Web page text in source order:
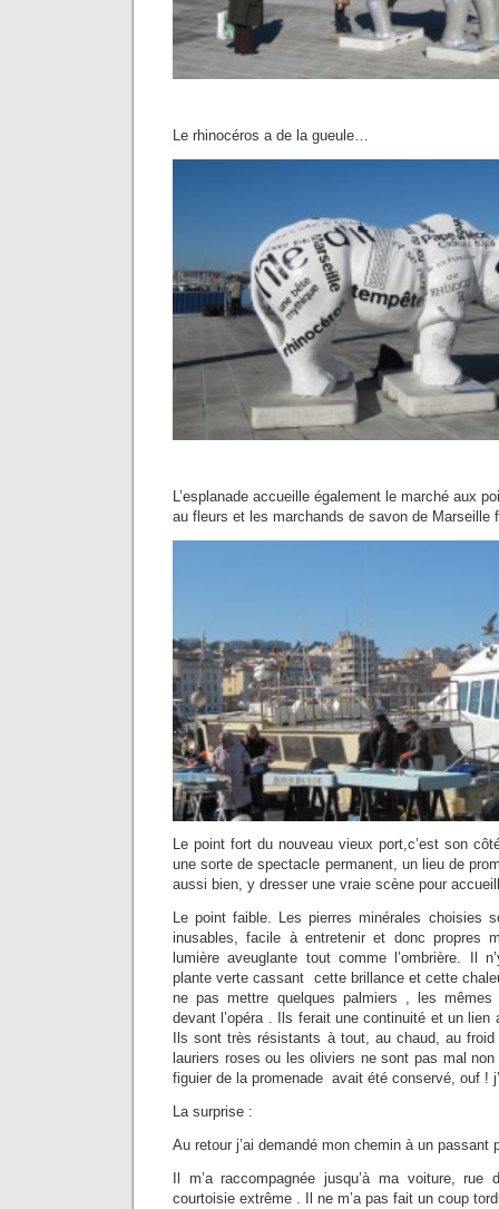
Le rhinocéros a de la gueule…
L’esplanade accueille également le marché aux
au fleurs et les marchands de savon de Marseille
Le point fort du nouveau vieux port,c’est son
une sorte de spectacle permanent, un lieu de
aussi bien, y dresser une vraie scène pour
Le point faible. Les pierres minérales choisies
inusables, facile à entretenir et donc
lumière aveuglante tout comme l’ombrière. Il
plante verte cassant cette brillance et cette
ne pas mettre quelques palmiers , les
devant l’opéra . Ils ferait une continuité et un lien
Ils sont très résistants à tout, au chaud, au
lauriers roses ou les oliviers ne sont pas mal non
figuier de la promenade avait été conservé, ouf !
La surprise :
Au retour j’ai demandé mon chemin à un passant
Il m’a raccompagnée jusqu’à ma voiture,
courtoisie extrême . Il ne m’a pas fait un coup